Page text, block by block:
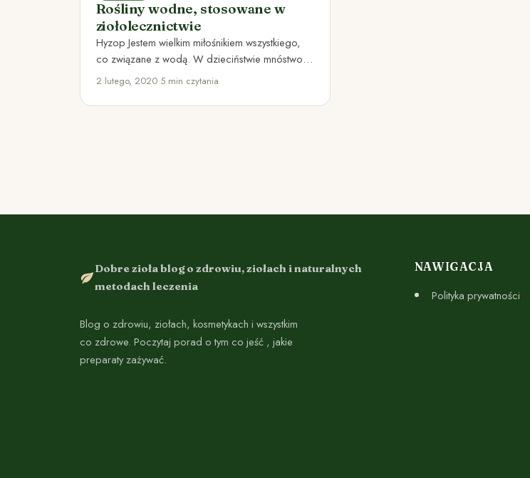
Rośliny wodne, stosowane w
ziołolecznictwie
Hyzop Jestem wielkim miłośnikiem wszystkiego,
co związane z wodą. W dzieciństwie mnóstwo
czasu spędziłem nad Bugiem, od wielu…
2 lutego, 2020•5 min czytania
Dobre zioła blog o zdrowiu, ziołach i naturalnych
metodach leczenia
Blog o zdrowiu, ziołach, kosmetykach i wszystkim
co zdrowe. Poczytaj porad o tym co jeść , jakie
preparaty zażywać.
NAWIGACJA
Polityka prywatności